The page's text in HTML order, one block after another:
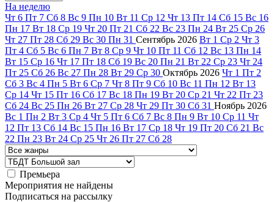
На неделю
Чт 6 Пт 7 Сб 8 Вс 9 Пн 10 Вт 11 Ср 12 Чт 13 Пт 14 Сб 15 Вс 16
Пн 17 Вт 18 Ср 19 Чт 20 Пт 21 Сб 22 Вс 23 Пн 24 Вт 25 Ср 26
Чт 27 Пт 28 Сб 29 Вс 30 Пн 31 Сентябрь 2026 Вт 1 Ср 2 Чт 3
Пт 4 Сб 5 Вс 6 Пн 7 Вт 8 Ср 9 Чт 10 Пт 11 Сб 12 Вс 13 Пн 14
Вт 15 Ср 16 Чт 17 Пт 18 Сб 19 Вс 20 Пн 21 Вт 22 Ср 23 Чт 24
Пт 25 Сб 26 Вс 27 Пн 28 Вт 29 Ср 30 Октябрь 2026 Чт 1 Пт 2
Сб 3 Вс 4 Пн 5 Вт 6 Ср 7 Чт 8 Пт 9 Сб 10 Вс 11 Пн 12 Вт 13
Ср 14 Чт 15 Пт 16 Сб 17 Вс 18 Пн 19 Вт 20 Ср 21 Чт 22 Пт 23
Сб 24 Вс 25 Пн 26 Вт 27 Ср 28 Чт 29 Пт 30 Сб 31 Ноябрь 2026
Вс 1 Пн 2 Вт 3 Ср 4 Чт 5 Пт 6 Сб 7 Вс 8 Пн 9 Вт 10 Ср 11 Чт
12 Пт 13 Сб 14 Вс 15 Пн 16 Вт 17 Ср 18 Чт 19 Пт 20 Сб 21 Вс
22 Пн 23 Вт 24 Ср 25 Чт 26 Пт 27 Сб 28
Премьера
Мероприятия не найдены
Подписаться на рассылку